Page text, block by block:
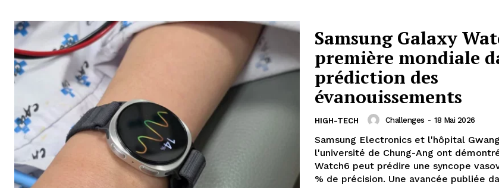
Samsung Galaxy
première mondiale
prédiction des
évanouissements
HIGH-TECH Challenges - 18 Mai 2026
Samsung Electronics et l'hôpital
l'université de Chung-Ang ont
Watch6 peut prédire une syncope
% de précision. Une avancée publiée